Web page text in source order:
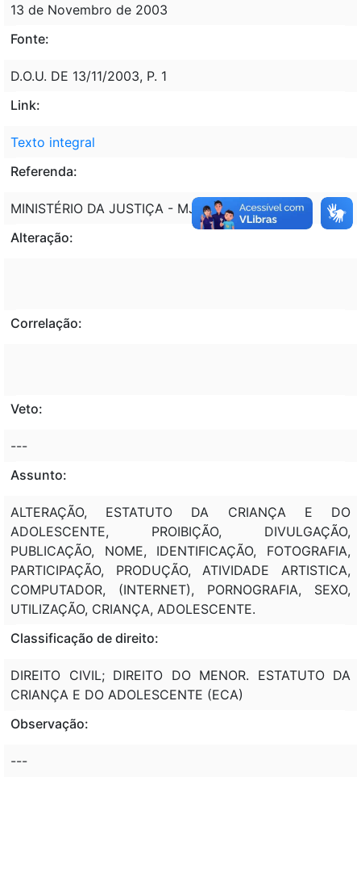
13 de Novembro de 2003
Fonte:
D.O.U. DE 13/11/2003, P. 1
Link:
Texto integral
Referenda:
MINISTÉRIO DA JUSTIÇA - MJ
Alteração:
Correlação:
Veto:
---
Assunto:
ALTERAÇÃO, ESTATUTO DA CRIANÇA E DO
ADOLESCENTE, PROIBIÇÃO, DIVULGAÇÃO,
PUBLICAÇÃO, NOME, IDENTIFICAÇÃO, FOTOGRAFIA,
PARTICIPAÇÃO, PRODUÇÃO, ATIVIDADE ARTISTICA,
COMPUTADOR, (INTERNET), PORNOGRAFIA, SEXO,
UTILIZAÇÃO, CRIANÇA, ADOLESCENTE.
Classificação de direito:
DIREITO CIVIL; DIREITO DO MENOR. ESTATUTO DA
CRIANÇA E DO ADOLESCENTE (ECA)
Observação:
---